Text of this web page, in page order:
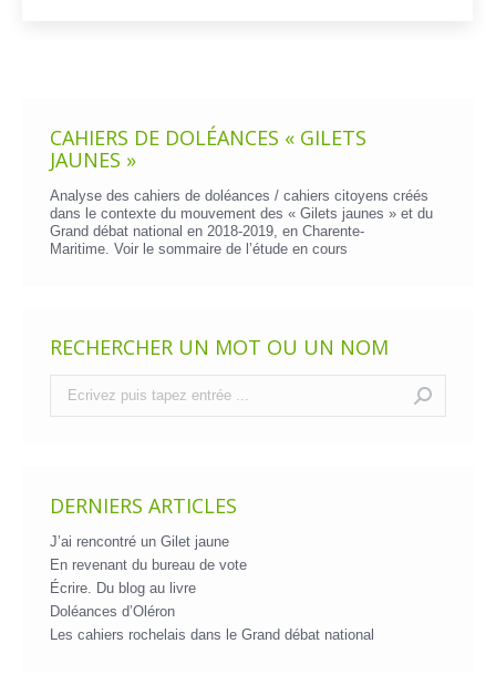
CAHIERS DE DOLÉANCES « GILETS
JAUNES »
Analyse des cahiers de doléances / cahiers citoyens créés
dans le contexte du mouvement des « Gilets jaunes » et du
Grand débat national en 2018-2019, en Charente-
Maritime. Voir le sommaire de l’étude en cours
RECHERCHER UN MOT OU UN NOM
DERNIERS ARTICLES
J’ai rencontré un Gilet jaune
En revenant du bureau de vote
Écrire. Du blog au livre
Doléances d’Oléron
Les cahiers rochelais dans le Grand débat national